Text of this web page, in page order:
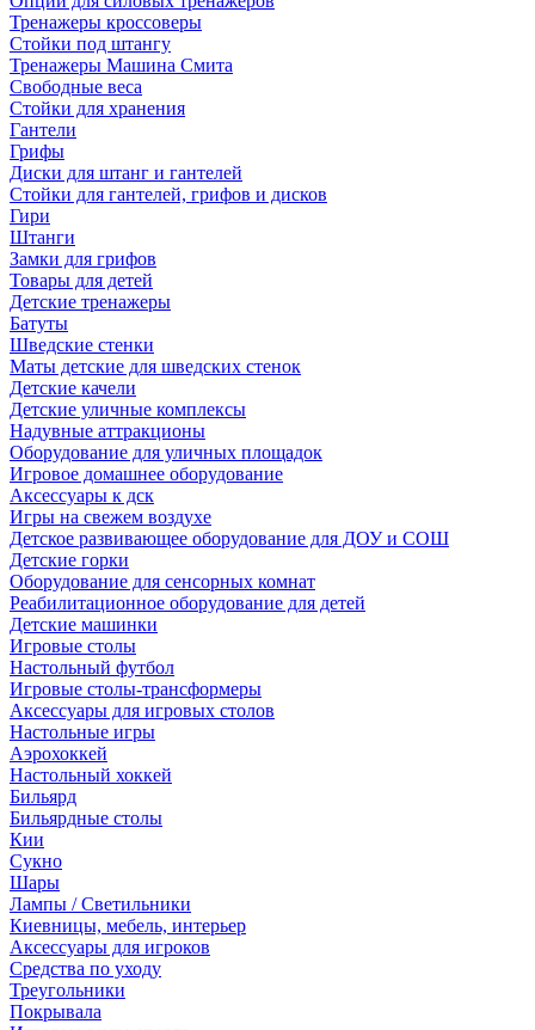
Тренажеры кроссоверы
Стойки под штангу
Тренажеры Машина Смита
Свободные веса
Стойки для хранения
Гантели
Грифы
Диски для штанг и гантелей
Стойки для гантелей, грифов и дисков
Гири
Штанги
Замки для грифов
Товары для детей
Детские тренажеры
Батуты
Шведские стенки
Маты детские для шведских стенок
Детские качели
Детские уличные комплексы
Надувные аттракционы
Оборудование для уличных площадок
Игровое домашнее оборудование
Аксессуары к дск
Игры на свежем воздухе
Детское развивающее оборудование для ДОУ и СОШ
Детские горки
Оборудование для сенсорных комнат
Реабилитационное оборудование для детей
Детские машинки
Игровые столы
Настольный футбол
Игровые столы-трансформеры
Аксессуары для игровых столов
Настольные игры
Аэрохоккей
Настольный хоккей
Бильярд
Бильярдные столы
Кии
Сукно
Шары
Лампы / Светильники
Киевницы, мебель, интерьер
Аксессуары для игроков
Средства по уходу
Треугольники
Покрывала